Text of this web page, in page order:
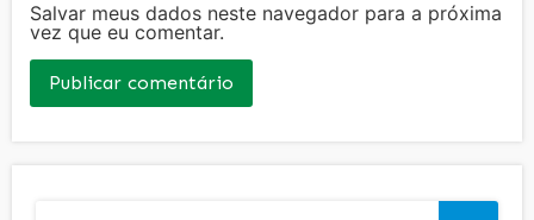
Salvar meus dados neste navegador para a próxima
vez que eu comentar.